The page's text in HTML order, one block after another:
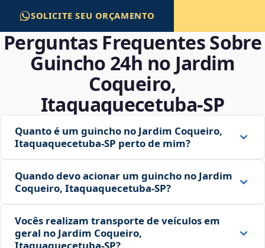
SOLICITE SEU ORÇAMENTO
Perguntas Frequentes Sobre
Guincho 24h no Jardim
Coqueiro,
Itaquaquecetuba‑SP
Quanto é um guincho no Jardim Coqueiro,
Itaquaquecetuba‑SP perto de mim?
Quando devo acionar um guincho no Jardim
Coqueiro, Itaquaquecetuba‑SP?
Vocês realizam transporte de veículos em
geral no Jardim Coqueiro,